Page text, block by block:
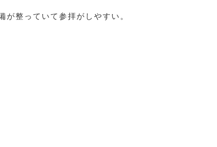
が整っていて参拝がしやすい。